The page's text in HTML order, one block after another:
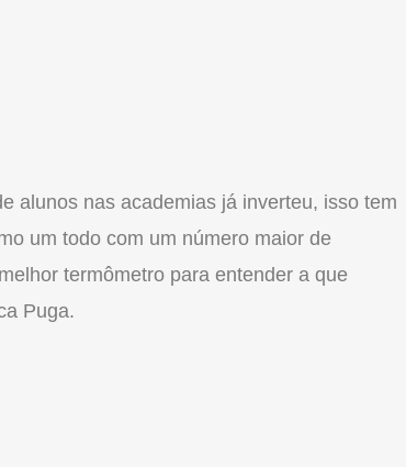
alunos nas academias já inverteu, isso tem
um todo com um número maior de
termômetro para entender a que
Puga.